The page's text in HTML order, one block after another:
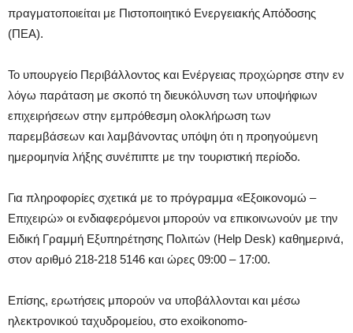
πραγματοποιείται με Πιστοποιητικό Ενεργειακής Απόδοσης
(ΠΕΑ).
Το υπουργείο Περιβάλλοντος και Ενέργειας προχώρησε στην εν
λόγω παράταση με σκοπό τη διευκόλυνση των υποψήφιων
επιχειρήσεων στην εμπρόθεσμη ολοκλήρωση των
παρεμβάσεων και λαμβάνοντας υπόψη ότι η προηγούμενη
ημερομηνία λήξης συνέπιπτε με την τουριστική περίοδο.
Για πληροφορίες σχετικά με το πρόγραμμα «Εξοικονομώ –
Επιχειρώ» οι ενδιαφερόμενοι μπορούν να επικοινωνούν με την
Ειδική Γραμμή Εξυπηρέτησης Πολιτών (Help Desk) καθημερινά,
στον αριθμό 218-218 5146 και ώρες 09:00 – 17:00.
Επίσης, ερωτήσεις μπορούν να υποβάλλονται και μέσω
ηλεκτρονικού ταχυδρομείου, στο exoikonomo-